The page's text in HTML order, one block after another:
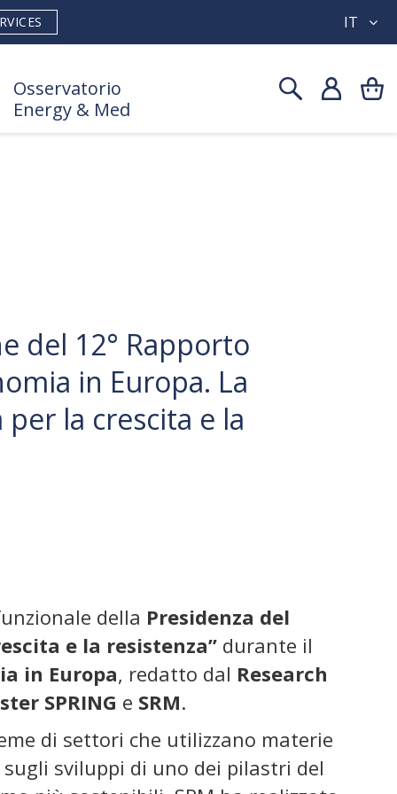
IT
Osservatorio
Energy & Med
del 12° Rapporto
in Europa. La
la crescita e la
della Presidenza del
e la resistenza”durante il
in Europa, redatto dal Research
SPRING e SRM.
di settori che utilizzano materie
sviluppi di uno dei pilastri del